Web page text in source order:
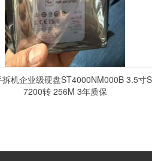
机企业级硬盘ST4000NM000B 3.5寸
7200转 256M 3年质保